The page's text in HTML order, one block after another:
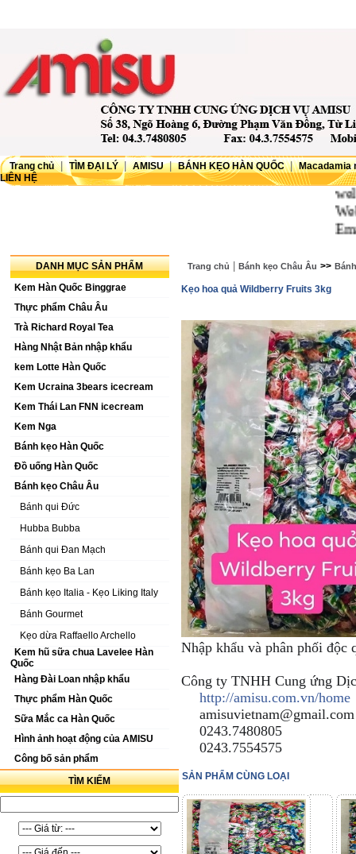
Trang chủ | TÌM ĐẠI LÝ | AMISU | BÁNH KẸO HÀN QUỐC | Macadamia
LIÊN HỆ
DANH MỤC SẢN PHẨM
Kem Hàn Quốc Binggrae
Thực phẩm Châu Âu
Trà Richard Royal Tea
Hàng Nhật Bản nhập khẩu
kem Lotte Hàn Quốc
Kem Ucraina 3bears icecream
Kem Thái Lan FNN icecream
Kem Nga
Bánh kẹo Hàn Quốc
Đồ uống Hàn Quốc
Bánh kẹo Châu Âu
Bánh qui Đức
Hubba Bubba
Bánh qui Đan Mạch
Bánh kẹo Ba Lan
Bánh kẹo Italia - Kẹo Liking Italy
Bánh Gourmet
Kẹo dừa Raffaello Archello
Kem hũ sữa chua Lavelee Hàn
Quốc
Hàng Đài Loan nhập khẩu
Thực phẩm Hàn Quốc
Sữa Mắc ca Hàn Quốc
Hình ảnh hoạt động của AMISU
Công bố sản phẩm
TÌM KIẾM
Trang chủ Bánh kẹo Châu Âu >>
Kẹo hoa quả Wildberry Fruits 3kg
Nhập khẩu và phân phối độc
Công ty TNHH Cung ứng
http://amisu.com.vn/home
0243.7480805
0243.7554575
SẢN PHẨM CÙNG LOẠI